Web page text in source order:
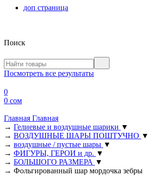
доп страница
Поиск
Посмотреть все результаты
0
0 сом
Главная Главная
→ Гелиевые и воздушные шарики ▼
→ ВОЗДУШНЫЕ ШАРЫ ПОШТУЧНО ▼
→ воздушные / пустые шары ▼
→ ФИГУРЫ, ГЕРОИ и др. ▼
→ БОЛЬШОГО РАЗМЕРА ▼
→ Фольгированный шар мордочка зебры